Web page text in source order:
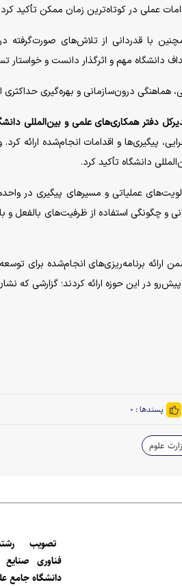
عملی در کوتاه‌ترین زمان ممکن تأکید
با قدردانی از تلاش‌های صورت‌گرفته
دانشگاه مهم و اثرگذار دانست و
هماهنگی درون‌سازمانی و بهره‌گیری
دفتر همکاری‌های علمی و بین‌المللی
پیگیری‌ها و اقدامات انجام‌شده ارائه
دانشگاه تأکید کرد.
عملیاتی و مسیرهای پیگیری در
و چگونگی استفاده از ظرفیت‌های بالفعل و
ارائه برنامه‌ریزی‌های انجام‌شده برای
در این حوزه ارائه کردند؛ گزارشی که
پسندها : ۰
علوم
تصویب
فناوری
دانشگاه جامع